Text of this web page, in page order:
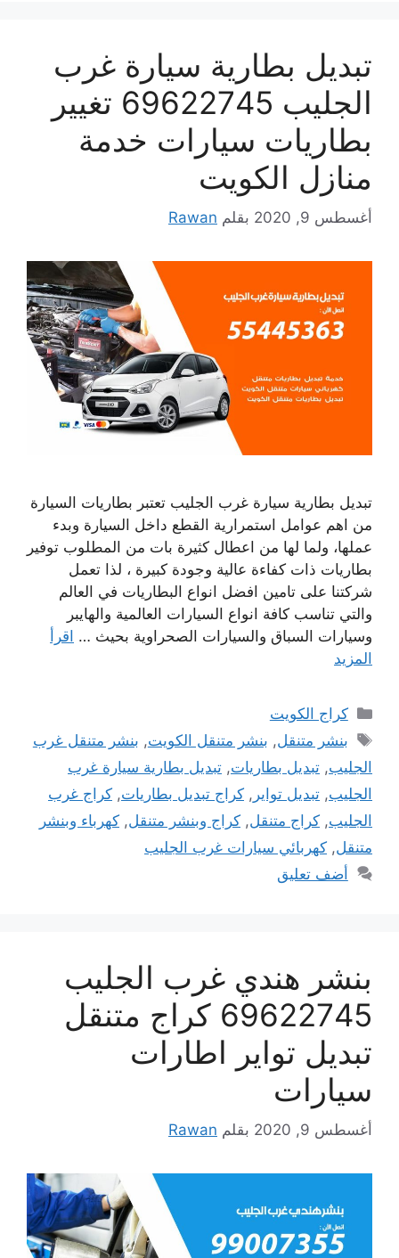
تبديل بطارية سيارة غرب
الجليب 69622745 تغيير
بطاريات سيارات خدمة
منازل الكويت
أغسطس 9, 2020 بقلم Rawan
تبديل بطارية سيارة غرب الجليب تعتبر بطاريات السيارة
من اهم عوامل استمرارية القطع داخل السيارة وبدء
عملها، ولما لها من اعطال كثيرة بات من المطلوب توفير
بطاريات ذات كفاءة عالية وجودة كبيرة ، لذا تعمل
شركتنا على تامين افضل انواع البطاريات في العالم
والتي تناسب كافة انواع السيارات العالمية والهايبر
وسيارات السباق والسيارات الصحراوية بحيث … اقرأ
المزيد
التصنيفات
كراج الكويت
الوسوم
بنشر متنقل, بنشر متنقل الكويت, بنشر متنقل غرب
الجليب, تبديل بطاريات, تبديل بطارية سيارة غرب
الجليب, تبديل تواير , كراج تبديل بطاريات, كراج غرب
الجليب, كراج متنقل, كراج وبنشر متنقل, كهرباء وبنشر
متنقل, كهربائي سيارات غرب الجليب
أضف تعليق
بنشر هندي غرب الجليب
69622745 كراج متنقل
تبديل تواير اطارات
سيارات
أغسطس 9, 2020 بقلم Rawan